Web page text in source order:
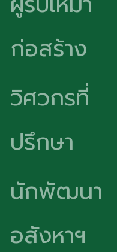
ก่อสร้าง
วิศวกรที่
ปรึกษา
นักพัฒนา
อสังหาฯ